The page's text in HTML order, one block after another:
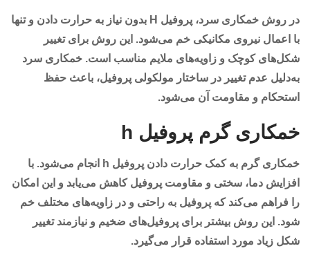
در روش خمکاری سرد، پروفیل H بدون نیاز به حرارت دادن و تنها
با اعمال نیروی مکانیکی خم می‌شود. این روش برای تغییر
شکل‌های کوچک و زاویه‌های ملایم مناسب است. خمکاری سرد
به‌دلیل عدم تغییر در ساختار مولکولی پروفیل، باعث حفظ
استحکام و مقاومت آن می‌شود.
خمکاری گرم پروفیل h
خمکاری گرم به کمک حرارت دادن پروفیل h انجام می‌شود. با
افزایش دما، سختی و مقاومت پروفیل کاهش می‌یابد و این امکان
را فراهم می‌کند که پروفیل به راحتی و در زاویه‌های مختلف خم
شود. این روش بیشتر برای پروفیل‌های ضخیم و نیازمند تغییر
شکل زیاد مورد استفاده قرار می‌گیرد.